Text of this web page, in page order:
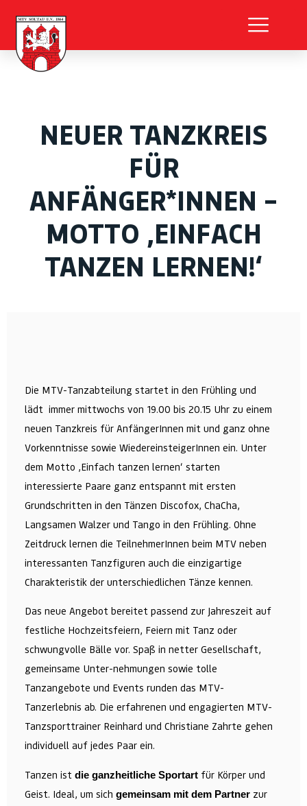
NEUER TANZKREIS
FÜR
ANFÄNGER*INNEN –
MOTTO ‚EINFACH
TANZEN LERNEN!‘
Die MTV-Tanzabteilung startet in den Frühling und
lädt immer mittwochs von 19.00 bis 20.15 Uhr zu einem
neuen Tanzkreis für AnfängerInnen mit und ganz ohne
Vorkenntnisse sowie WiedereinsteigerInnen ein. Unter
dem Motto ‚Einfach tanzen lernen‘ starten
interessierte Paare ganz entspannt mit ersten
Grundschritten in den Tänzen Discofox, ChaCha,
Langsamen Walzer und Tango in den Frühling. Ohne
Zeitdruck lernen die TeilnehmerInnen beim MTV neben
interessanten Tanzfiguren auch die einzigartige
Charakteristik der unterschiedlichen Tänze kennen.
Das neue Angebot bereitet passend zur Jahreszeit auf
festliche Hochzeitsfeiern, Feiern mit Tanz oder
schwungvolle Bälle vor. Spaß in netter Gesellschaft,
gemeinsame Unter-nehmungen sowie tolle
Tanzangebote und Events runden das MTV-
Tanzerlebnis ab. Die erfahrenen und engagierten MTV-
Tanzsporttrainer Reinhard und Christiane Zahrte gehen
individuell auf jedes Paar ein.
Tanzen ist die ganzheitliche Sportart für Körper und
Geist. Ideal, um sich gemeinsam mit dem Partner zur